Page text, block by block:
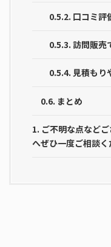
0.5.2. 口コミ評
0.5.3. 訪問販売
0.5.4. 見積もり
0.6. まとめ
1. ご不明な点など
へぜひ一度ご相談く